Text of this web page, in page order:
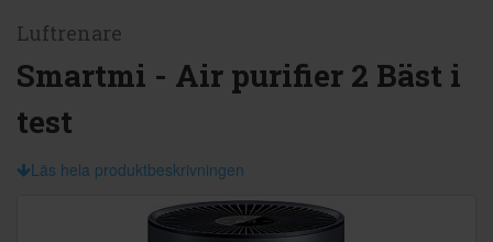
Luftrenare
Smartmi - Air purifier 2 Bäst i
test
Läs hela produktbeskrivningen